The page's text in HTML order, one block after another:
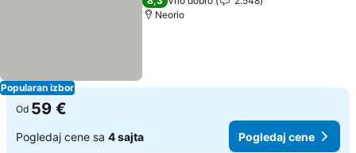
Popularan izbor
Neorio
Od 59 €
Pogledaj cene sa 4 sajta Pogledaj cene